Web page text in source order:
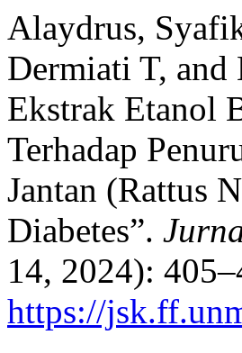
Alaydrus,
Dermiati T,
Ekstrak Etanol
Terhadap
Jantan (Rattus
Diabetes”.
14, 2024):
https://